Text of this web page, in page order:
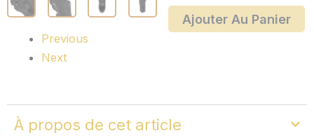
Previous
Next
Ajouter Au Panier
À propos de cet article